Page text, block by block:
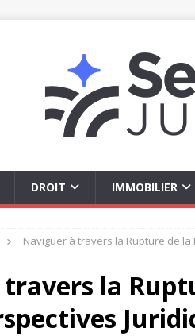
DROIT IMMOBILIER
Naviguer à travers la Rupture de la
la